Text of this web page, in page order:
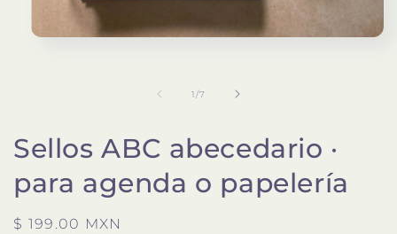
modal
1/de
7
Sellos ABC abecedario ·
para agenda o papelería
Precio
$ 199.00 MXN